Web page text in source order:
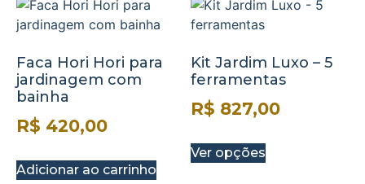
Faca Hori Hori para
jardinagem com
bainha
R$ 420,00
Adicionar ao carrinho
Kit Jardim Luxo – 5
ferramentas
R$ 827,00
Ver opções